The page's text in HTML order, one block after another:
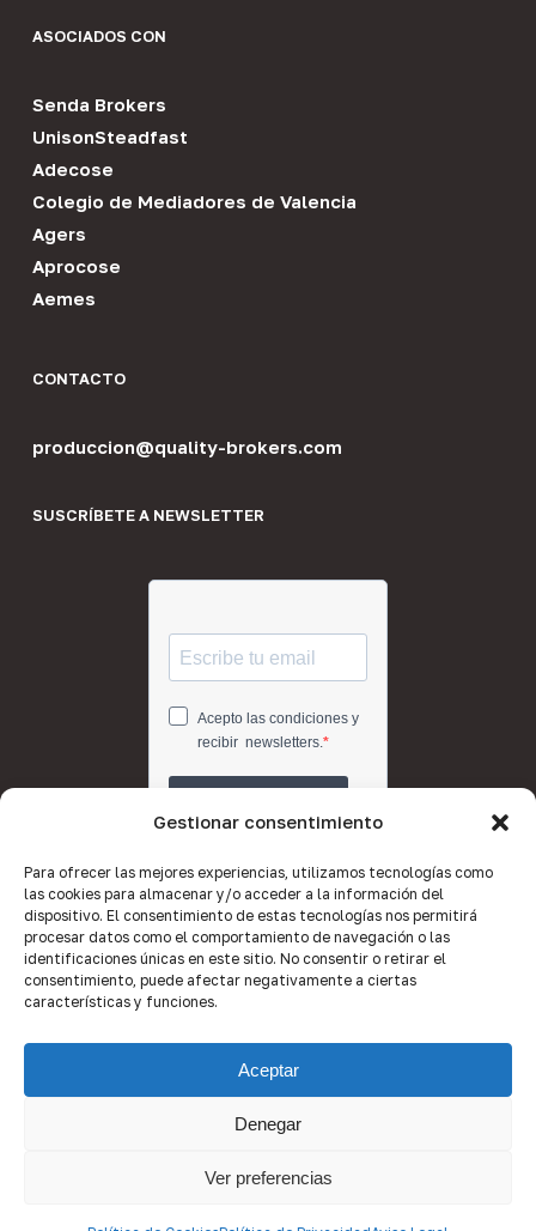
Gestionar consentimiento
Para ofrecer las mejores experiencias, utilizamos tecnologías como
las cookies para almacenar y/o acceder a la información del
dispositivo. El consentimiento de estas tecnologías nos permitirá
procesar datos como el comportamiento de navegación o las
identificaciones únicas en este sitio. No consentir o retirar el
consentimiento, puede afectar negativamente a ciertas
características y funciones.
Aceptar
Denegar
Ver preferencias
ASOCIADOS CON
Senda Brokers
UnisonSteadfast
Adecose
Colegio de Mediadores de Valencia
Agers
Aprocose
Aemes
CONTACTO
produccion@quality-brokers.com
SUSCRÍBETE A NEWSLETTER
© 2026 Quality Brokers Valencia.
facebook
linkedinyoutubeinstagram